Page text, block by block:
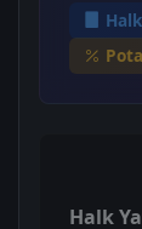
Halk